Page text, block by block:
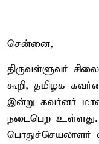
சென்னை,
திருவள்ளுவர்
கூறி, தமிழக
இன்று கவர்னர்
நடைபெற உள்ளது.
பொதுச்செயலாளர்